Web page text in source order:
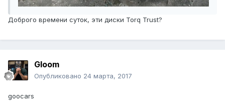
Доброго времени суток, эти диски Torq Trust?
Gloom
Опубликовано 24 марта, 2017
goocars